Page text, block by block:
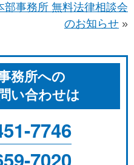
事務所 無料法律相談会
のお知らせ »
務所への
い合わせは
7746